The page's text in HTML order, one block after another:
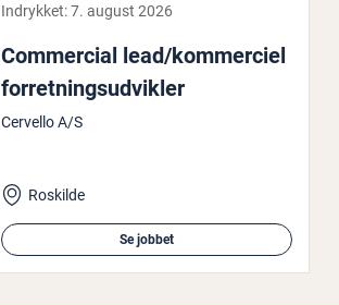
Indrykket:7. august 2026
Com­merci­al lead/kom­merci­el
for­ret­nings­ud­vik­ler
Cervello A/S
Roskilde
Se jobbet